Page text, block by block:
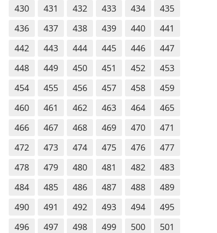
430 431 432 433 434
435
436
437 438 439 440
441
442
443 444 445 446
447
448
449 450 451 452
453
454
455 456 457 458
459
460
461 462 463 464
465
466
467 468 469 470
471
472
473 474 475 476
477
478
479 480 481 482
483
484
485 486 487 488
489
490
491 492 493 494
495
496
497 498 499 500
501